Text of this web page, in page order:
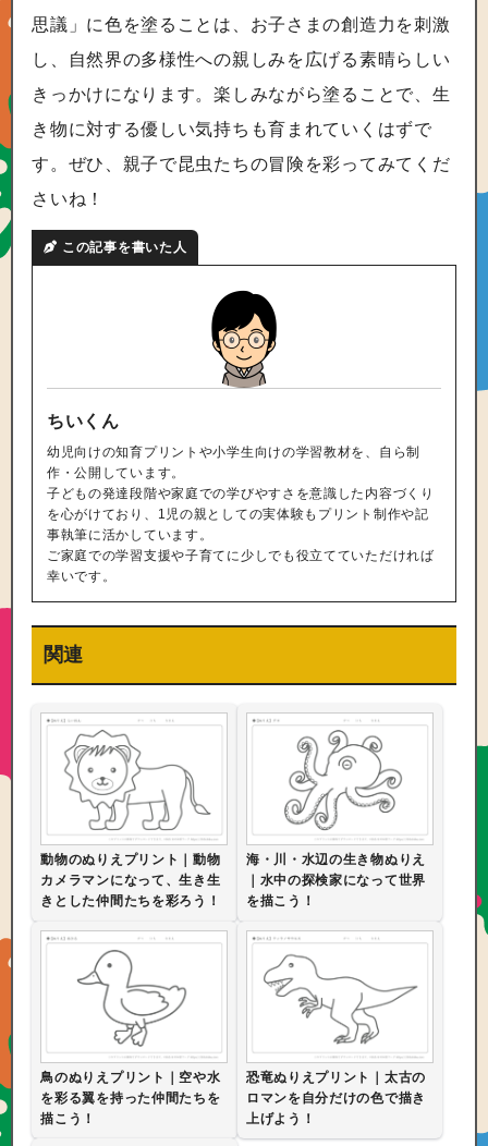
思議」に色を塗ることは、お子さまの創造力を刺激
し、自然界の多様性への親しみを広げる素晴らしい
きっかけになります。楽しみながら塗ることで、生
き物に対する優しい気持ちも育まれていくはずで
す。ぜひ、親子で昆虫たちの冒険を彩ってみてくだ
さいね！
この記事を書いた人
ちいくん
幼児向けの知育プリントや小学生向けの学習教材を、自ら制
作・公開しています。
子どもの発達段階や家庭での学びやすさを意識した内容づくり
を心がけており、1児の親としての実体験もプリント制作や記
事執筆に活かしています。
ご家庭での学習支援や子育てに少しでも役立てていただければ
幸いです。
関連
動物のぬりえプリント｜動物
カメラマンになって、生き生
きとした仲間たちを彩ろう！
海・川・水辺の生き物ぬりえ
｜水中の探検家になって世界
を描こう！
鳥のぬりえプリント｜空や水
を彩る翼を持った仲間たちを
描こう！
恐竜ぬりえプリント｜太古の
ロマンを自分だけの色で描き
上げよう！